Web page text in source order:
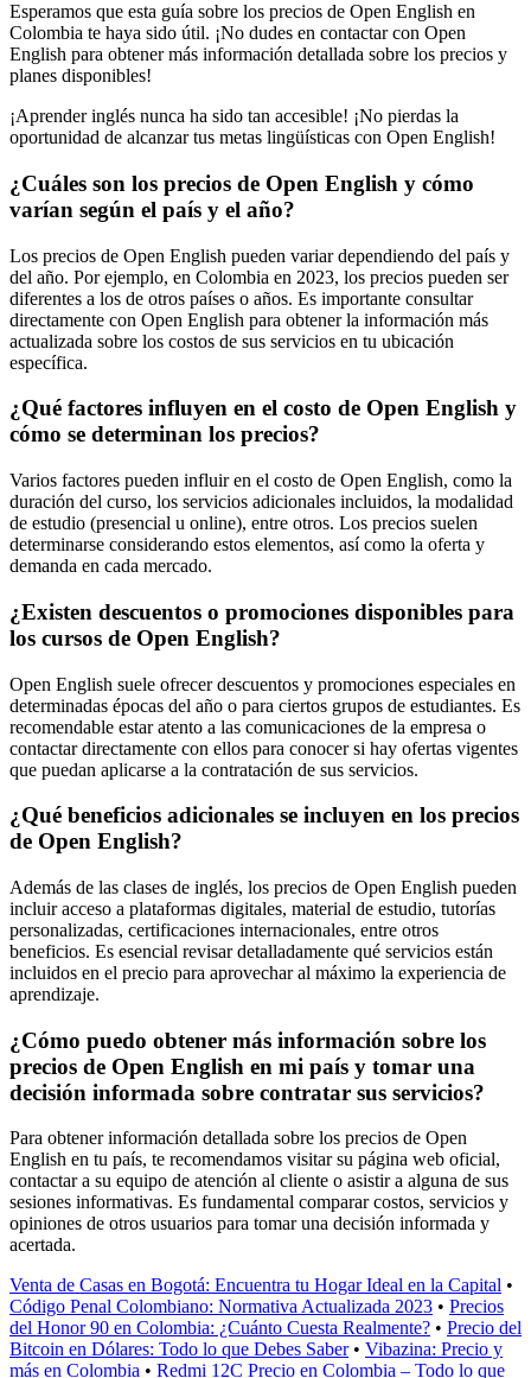
Esperamos que esta guía sobre los precios de Open English en
Colombia te haya sido útil. ¡No dudes en contactar con Open
English para obtener más información detallada sobre los precios y
planes disponibles!
¡Aprender inglés nunca ha sido tan accesible! ¡No pierdas la
oportunidad de alcanzar tus metas lingüísticas con Open English!
¿Cuáles son los precios de Open English y cómo
varían según el país y el año?
Los precios de Open English pueden variar dependiendo del país y
del año. Por ejemplo, en Colombia en 2023, los precios pueden ser
diferentes a los de otros países o años. Es importante consultar
directamente con Open English para obtener la información más
actualizada sobre los costos de sus servicios en tu ubicación
específica.
¿Qué factores influyen en el costo de Open English y
cómo se determinan los precios?
Varios factores pueden influir en el costo de Open English, como la
duración del curso, los servicios adicionales incluidos, la modalidad
de estudio (presencial u online), entre otros. Los precios suelen
determinarse considerando estos elementos, así como la oferta y
demanda en cada mercado.
¿Existen descuentos o promociones disponibles para
los cursos de Open English?
Open English suele ofrecer descuentos y promociones especiales en
determinadas épocas del año o para ciertos grupos de estudiantes. Es
recomendable estar atento a las comunicaciones de la empresa o
contactar directamente con ellos para conocer si hay ofertas vigentes
que puedan aplicarse a la contratación de sus servicios.
¿Qué beneficios adicionales se incluyen en los precios
de Open English?
Además de las clases de inglés, los precios de Open English pueden
incluir acceso a plataformas digitales, material de estudio, tutorías
personalizadas, certificaciones internacionales, entre otros
beneficios. Es esencial revisar detalladamente qué servicios están
incluidos en el precio para aprovechar al máximo la experiencia de
aprendizaje.
¿Cómo puedo obtener más información sobre los
precios de Open English en mi país y tomar una
decisión informada sobre contratar sus servicios?
Para obtener información detallada sobre los precios de Open
English en tu país, te recomendamos visitar su página web oficial,
contactar a su equipo de atención al cliente o asistir a alguna de sus
sesiones informativas. Es fundamental comparar costos, servicios y
opiniones de otros usuarios para tomar una decisión informada y
acertada.
Venta de Casas en Bogotá: Encuentra tu Hogar Ideal en la Capital •
Código Penal Colombiano: Normativa Actualizada 2023 • Precios
del Honor 90 en Colombia: ¿Cuánto Cuesta Realmente? • Precio del
Bitcoin en Dólares: Todo lo que Debes Saber• Vibazina: Precio y
más en Colombia • Redmi 12C Precio en Colombia – Todo lo que